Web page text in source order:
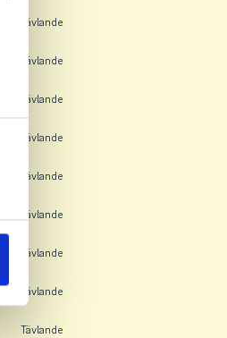
Tävlande
Tävlande
Tävlande
Tävlande
Tävlande
Tävlande
Tävlande
Tävlande
Tävlande